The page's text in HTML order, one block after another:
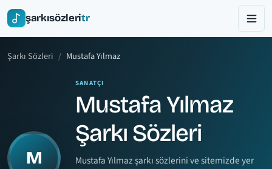
şarkısözleritr
Şarkı Sözleri Mustafa Yılmaz
M
SANATÇI
Mustafa Yılmaz
Şarkı Sözleri
Mustafa Yılmaz şarkı sözlerini ve sitemizde yer